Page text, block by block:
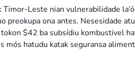
Leste nian vulnerabilidade
preokupa ona antes. Nesesidade
$42 ba subsídiu kombustivel
mós hatudu katak seguransa